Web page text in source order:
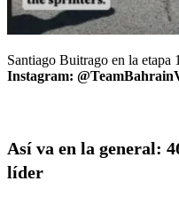
Santiago Buitrago en la
Instagram:
Así va en la general:
líder